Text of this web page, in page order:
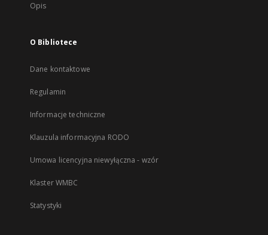
Opis
O Bibliotece
Dane kontaktowe
Regulamin
Informacje techniczne
Klauzula informacyjna RODO
Umowa licencyjna niewyłączna - wzór
Klaster WMBC
Statystyki